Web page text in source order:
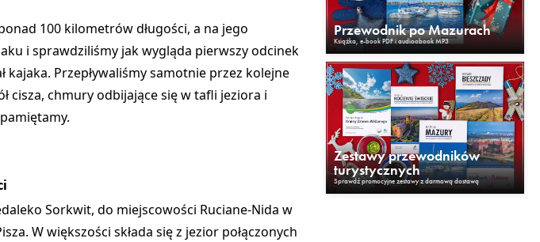
100 kilometrów długości, a na jego
i sprawdziliśmy jak wygląda pierwszy odcinek
Przepływaliśmy samotnie przez kolejne
cisza, chmury odbijające się w tafli jeziora i
Sorkwit, do miejscowości Ruciane-Nida w
W większości składa się z jezior połączonych
Przewodnik po Mazurach
Książka, e-book PDF i audioobook MP3
Zestawy przewodników
turystycznych
Sprawdź promocyjne zestawy z darmową dostawą